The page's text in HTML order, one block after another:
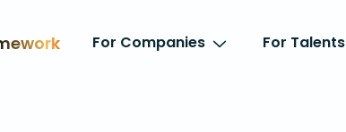
For Companies For Talents